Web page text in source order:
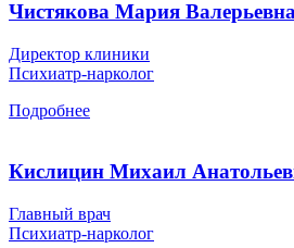
Чистякова Мария Валерьевна
Директор клиники
Психиатр-нарколог
Подробнее
Кислицин Михаил
Главный врач
Психиатр-нарколог